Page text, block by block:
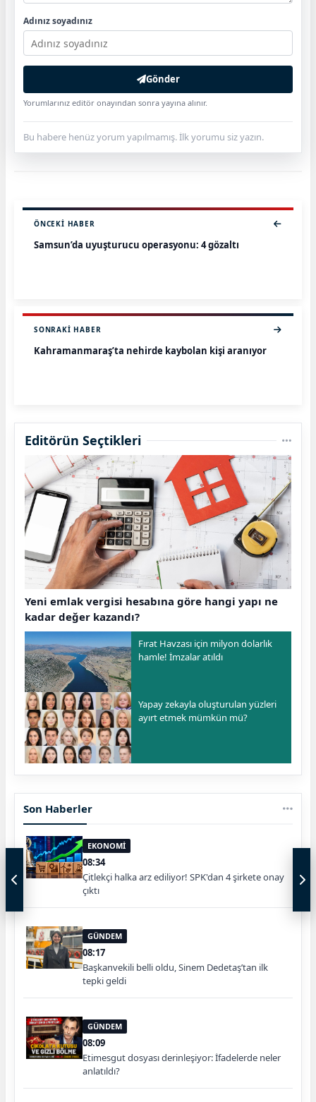
Adınız soyadınız
Gönder
Yorumlarınız editör onayından sonra yayına alınır.
Bu habere henüz yorum yapılmamış. İlk yorumu siz yazın.
ÖNCEKI HABER
Samsun’da uyuşturucu operasyonu: 4 gözaltı
SONRAKI HABER
Kahramanmaraş’ta nehirde kaybolan kişi aranıyor
Editörün Seçtikleri
Yeni emlak vergisi hesabına göre hangi yapı ne
kadar değer kazandı?
Fırat Havzası için milyon dolarlık
hamle! İmzalar atıldı
Yapay zekayla oluşturulan yüzleri
ayırt etmek mümkün mü?
Son Haberler
EKONOMİ
08:34
Çitlekçi halka arz ediliyor! SPK'dan 4 şirkete onay
çıktı
GÜNDEM
08:17
Başkanvekili belli oldu, Sinem Dedetaş’tan ilk
tepki geldi
GÜNDEM
08:09
Etimesgut dosyası derinleşiyor: İfadelerde neler
anlatıldı?